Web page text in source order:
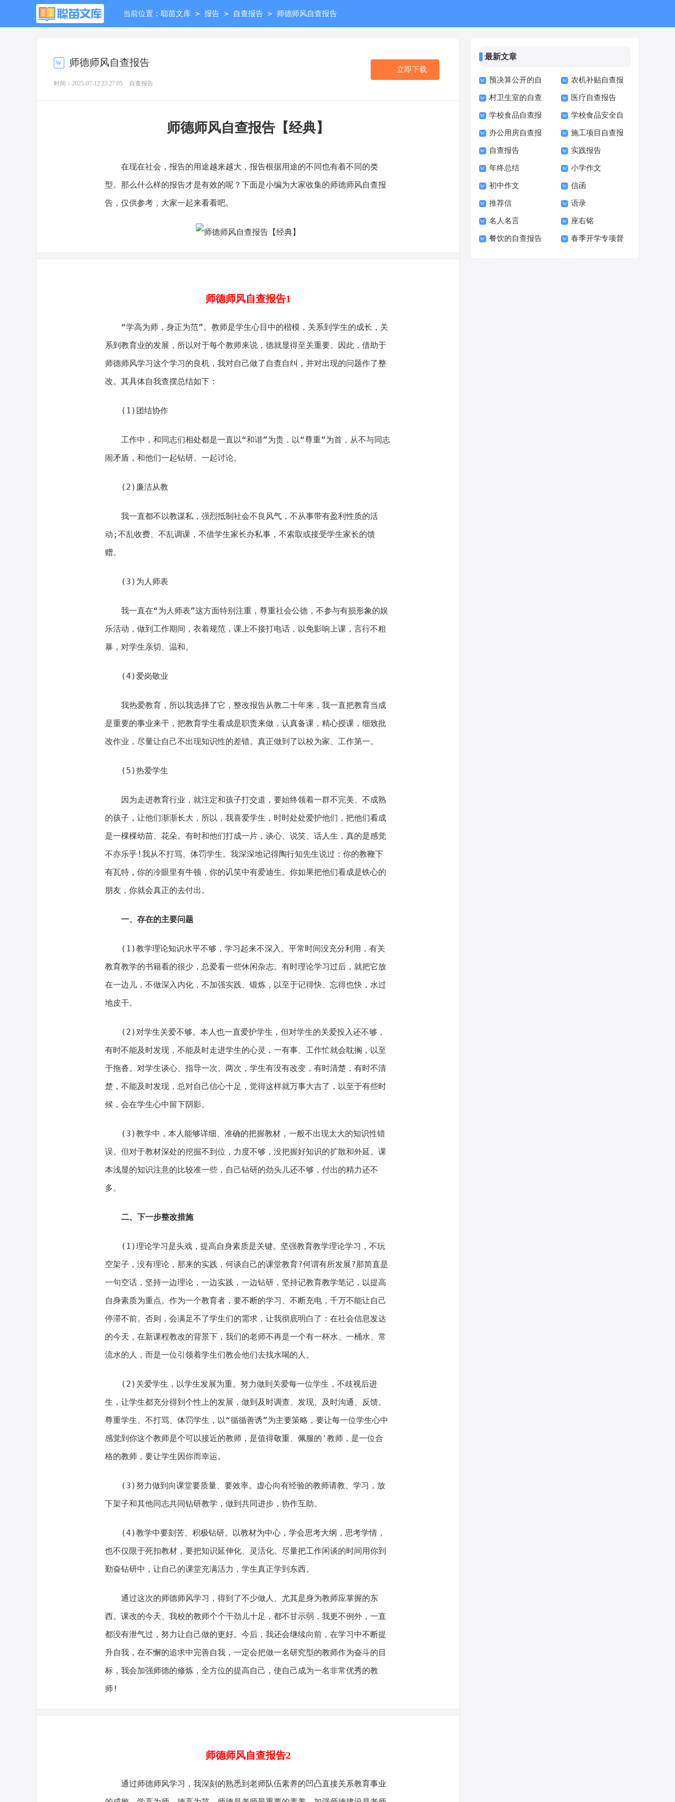
当前位置： 聪苗文库 > 报告 > 自查报告 > 师德师风自查报告
师德师风自查报告
时间：2025-07-12 23:27:05 自查报告
立即下载
师德师风自查报告【经典】
在现在社会，报告的用途越来越大，报告根据用途的不同也有着不同的类
型。那么什么样的报告才是有效的呢？下面是小编为大家收集的师德师风自查报
告，仅供参考，大家一起来看看吧。
师德师风自查报告1
“学高为师，身正为范”。教师是学生心目中的楷模，关系到学生的成长，关
系到教育业的发展，所以对于每个教师来说，德就显得至关重要。因此，借助于
师德师风学习这个学习的良机，我对自己做了自查自纠，并对出现的问题作了整
改。其具体自我查摆总结如下：
(1)团结协作
工作中，和同志们相处都是一直以“和谐”为贵，以“尊重”为首，从不与同志
闹矛盾，和他们一起钻研、一起讨论。
(2)廉洁从教
我一直都不以教谋私，强烈抵制社会不良风气，不从事带有盈利性质的活
动;不乱收费、不乱调课，不借学生家长办私事，不索取或接受学生家长的馈
赠。
(3)为人师表
我一直在“为人师表”这方面特别注重，尊重社会公德，不参与有损形象的娱
乐活动，做到工作期间，衣着规范，课上不接打电话，以免影响上课，言行不粗
暴，对学生亲切、温和。
(4)爱岗敬业
我热爱教育，所以我选择了它，整改报告从教二十年来，我一直把教育当成
是重要的事业来干，把教育学生看成是职责来做，认真备课，精心授课，细致批
改作业，尽量让自己不出现知识性的差错。真正做到了以校为家、工作第一。
(5)热爱学生
因为走进教育行业，就注定和孩子打交道，要始终领着一群不完美、不成熟
的孩子，让他们渐渐长大，所以，我喜爱学生，时时处处爱护他们，把他们看成
是一棵棵幼苗、花朵。有时和他们打成一片，谈心、说笑、话人生，真的是感觉
不亦乐乎!我从不打骂、体罚学生。我深深地记得陶行知先生说过：你的教鞭下
有瓦特，你的冷眼里有牛顿，你的讥笑中有爱迪生。你如果把他们看成是铁心的
朋友，你就会真正的去付出。
一、存在的主要问题
(1)教学理论知识水平不够，学习起来不深入。平常时间没充分利用，有关
教育教学的书籍看的很少，总爱看一些休闲杂志。有时理论学习过后，就把它放
在一边儿，不做深入内化，不加强实践、锻炼，以至于记得快、忘得也快，水过
地皮干。
(2)对学生关爱不够。本人也一直爱护学生，但对学生的关爱投入还不够，
有时不能及时发现，不能及时走进学生的心灵，一有事、工作忙就会耽搁，以至
于拖沓。对学生谈心、指导一次、两次，学生有没有改变，有时清楚，有时不清
楚，不能及时发现，总对自己信心十足，觉得这样就万事大吉了，以至于有些时
候，会在学生心中留下阴影。
(3)教学中，本人能够详细、准确的把握教材，一般不出现太大的知识性错
误。但对于教材深处的挖掘不到位，力度不够，没把握好知识的扩散和外延。课
本浅显的知识注意的比较准一些，自己钻研的劲头儿还不够，付出的精力还不
多。
二、下一步整改措施
(1)理论学习是头戏，提高自身素质是关键。坚强教育教学理论学习，不玩
空架子，没有理论，那来的实践，何谈自己的课堂教育?何谓有所发展?那简直是
一句空话，坚持一边理论，一边实践，一边钻研，坚持记教育教学笔记，以提高
自身素质为重点。作为一个教育者，要不断的学习、不断充电，千万不能让自己
停滞不前。否则，会满足不了学生们的需求，让我彻底明白了：在社会信息发达
的今天，在新课程教改的背景下，我们的老师不再是一个有一杯水、一桶水、常
流水的人，而是一位引领着学生们教会他们去找水喝的人。
(2)关爱学生，以学生发展为重。努力做到关爱每一位学生，不歧视后进
生，让学生都充分得到个性上的发展，做到及时调查、发现、及时沟通、反馈。
尊重学生、不打骂、体罚学生，以“循循善诱”为主要策略，要让每一位学生心中
感觉到你这个教师是个可以接近的教师，是值得敬重、佩服的'教师，是一位合
格的教师，要让学生因你而幸运。
(3)努力做到向课堂要质量、要效率。虚心向有经验的教师请教、学习，放
下架子和其他同志共同钻研教学，做到共同进步，协作互助。
(4)教学中要刻苦、积极钻研。以教材为中心，学会思考大纲，思考学情，
也不仅限于死扣教材，要把知识延伸化、灵活化。尽量把工作闲谈的时间用你到
勤奋钻研中，让自己的课堂充满活力，学生真正学到东西。
通过这次的师德师风学习，得到了不少做人、尤其是身为教师应掌握的东
西。课改的今天、我校的教师个个干劲儿十足，都不甘示弱，我更不例外，一直
都没有泄气过，努力让自己做的更好。今后，我还会继续向前，在学习中不断提
升自我，在不懈的追求中完善自我，一定会把做一名研究型的教师作为奋斗的目
标，我会加强师德的修炼，全方位的提高自己，使自己成为一名非常优秀的教
师!
师德师风自查报告2
通过师德师风学习，我深刻的熟悉到老师队伍素养的凹凸直接关系教育事业
最新文章
预决算公开的自
查报告
农机补贴自查报
告
村卫生室的自查
报告
医疗自查报告
学校食品自查报
告
学校食品安全自
查报告
办公用房自查报
告
施工项目自查报
告
自查报告 实践报告
年终总结 小学作文
初中作文 信函
推荐信 语录
名人名言 座右铭
餐饮的自查报告 春季开学专项督